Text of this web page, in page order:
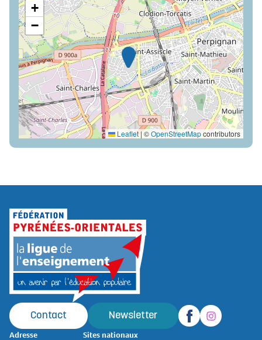
+
−
Leaflet | ©OpenStreetMapcontributors
Contact Newsletter
Adresse Sites nationaux